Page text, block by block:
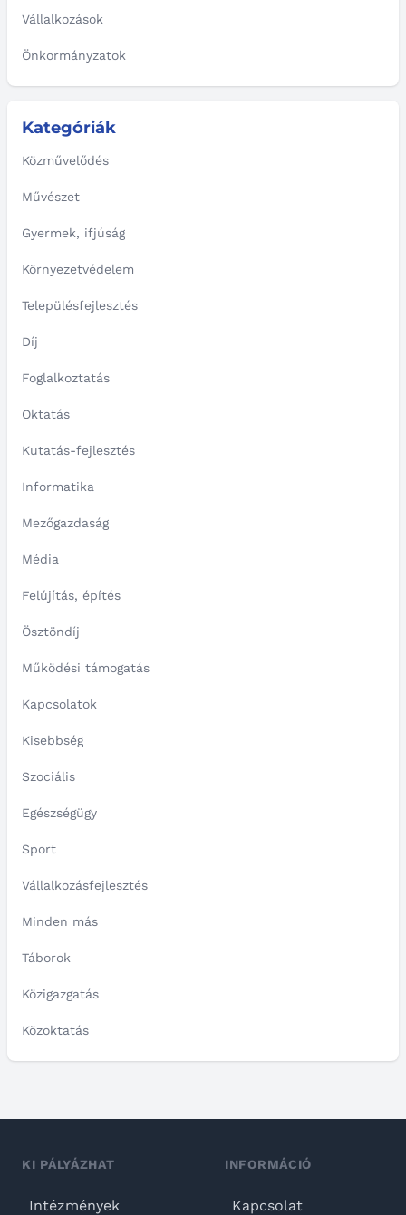
Vállalkozások
Önkormányzatok
Kategóriák
Közművelődés
Művészet
Gyermek, ifjúság
Környezetvédelem
Településfejlesztés
Díj
Foglalkoztatás
Oktatás
Kutatás-fejlesztés
Informatika
Mezőgazdaság
Média
Felújítás, építés
Ösztöndíj
Működési támogatás
Kapcsolatok
Kisebbség
Szociális
Egészségügy
Sport
Vállalkozásfejlesztés
Minden más
Táborok
Közigazgatás
Közoktatás
KI PÁLYÁZHAT
Intézmények
INFORMÁCIÓ
Kapcsolat